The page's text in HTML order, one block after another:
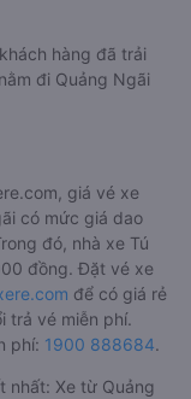
hàng đã trải
đi Quảng Ngãi
giá vé xe
có mức giá dao
đó, nhà xe Tú
đồng. Đặt vé xe
để có giá rẻ
trả vé miễn phí.
phí: 1900 888684.
nhất: Xe từ Quảng